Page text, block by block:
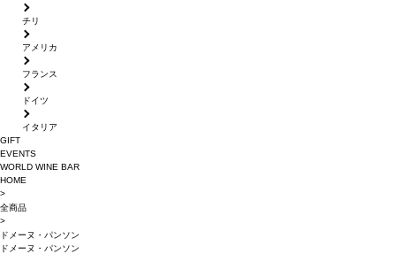
チリ
アメリカ
フランス
ドイツ
イタリア
GIFT
EVENTS
WORLD WINE BAR
HOME
>
全商品
>
ドメーヌ・パンソン
ドメーヌ・パンソン